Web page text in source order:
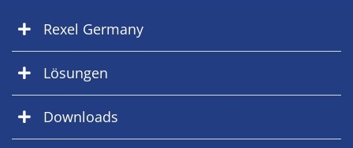
Rexel Germany
Lösungen
Downloads